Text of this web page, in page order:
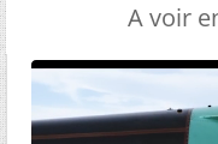
A voir